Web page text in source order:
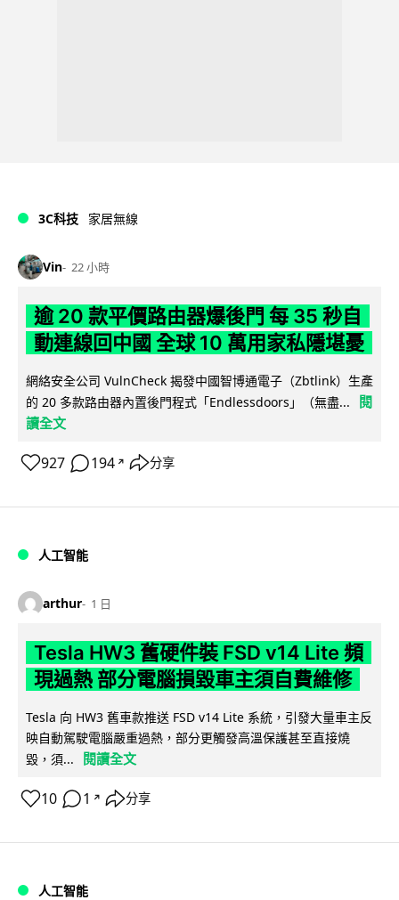
3C科技 家居無線
Vin 22 小時
逾 20 款平價路由器爆後門 每 35 秒自
動連線回中國 全球 10 萬用家私隱堪憂
網絡安全公司 VulnCheck 揭發中國智博通電子（Zbtlink）生產
的 20 多款路由器內置後門程式「Endlessdoors」（無盡...
閱
讀全文
927 194 ↗ 分享
人工智能
arthur 1 日
Tesla HW3 舊硬件裝 FSD v14 Lite 頻
現過熱 部分電腦損毀車主須自費維修
Tesla 向 HW3 舊車款推送 FSD v14 Lite 系統，引發大量車主反
映自動駕駛電腦嚴重過熱，部分更觸發高溫保護甚至直接燒
毀，須...
閱讀全文
10 1 ↗ 分享
人工智能